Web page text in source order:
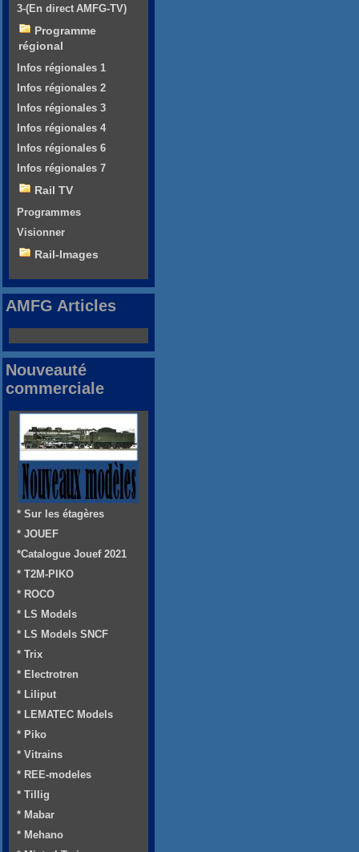
3-(En direct AMFG-TV)
Programme
régional
Infos régionales 1
Infos régionales 2
Infos régionales 3
Infos régionales 4
Infos régionales 6
Infos régionales 7
Rail TV
Programmes
Visionner
Rail-Images
AMFG Articles
Nouveauté
commerciale
* Sur les étagères
* JOUEF
*Catalogue Jouef 2021
* T2M-PIKO
* ROCO
* LS Models
* LS Models SNCF
* Trix
* Electrotren
* Liliput
* LEMATEC Models
* Piko
* Vitrains
* REE-modeles
* Tillig
* Mabar
* Mehano